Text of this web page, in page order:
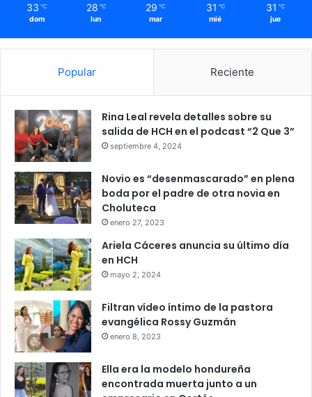
33 ℃
dom
28 ℃
lun
29 ℃
mar
31 ℃
mié
31 ℃
jue
Popular Reciente
Rina Leal revela detalles sobre su
salida de HCH en el podcast “2 Que 3”
septiembre 4, 2024
Novio es “desenmascarado” en plena
boda por el padre de otra novia en
Choluteca
enero 27, 2023
Ariela Cáceres anuncia su último día
en HCH
mayo 2, 2024
Filtran vídeo íntimo de la pastora
evangélica Rossy Guzmán
enero 8, 2023
Ella era la modelo hondureña
encontrada muerta junto a un